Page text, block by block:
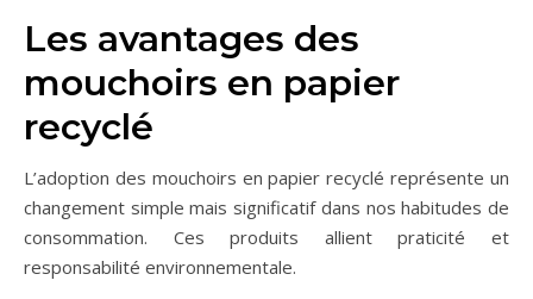
Les avantages des
mouchoirs en papier
recyclé
L’adoption des mouchoirs en papier recyclé représente un
changement simple mais significatif dans nos habitudes de
consommation. Ces produits allient praticité et
responsabilité environnementale.